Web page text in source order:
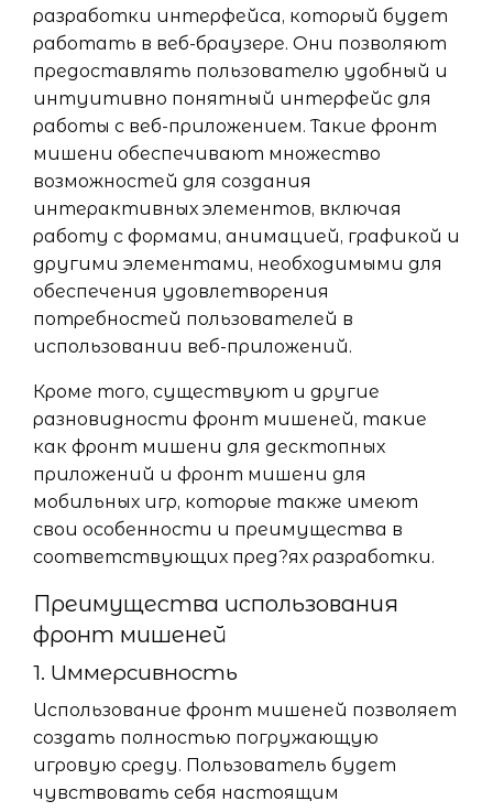
разработки интерфейса, который будет
работать в веб-браузере. Они позволяют
предоставлять пользователю удобный и
интуитивно понятный интерфейс для
работы с веб-приложением. Такие фронт
мишени обеспечивают множество
возможностей для создания
интерактивных элементов, включая
работу с формами, анимацией, графикой и
другими элементами, необходимыми для
обеспечения удовлетворения
потребностей пользователей в
использовании веб-приложений.
Кроме того, существуют и другие
разновидности фронт мишеней, такие
как фронт мишени для десктопных
приложений и фронт мишени для
мобильных игр, которые также имеют
свои особенности и преимущества в
соответствующих пред?ях разработки.
Преимущества использования
фронт мишеней
1. Иммерсивность
Использование фронт мишеней позволяет
создать полностью погружающую
игровую среду. Пользователь будет
чувствовать себя настоящим